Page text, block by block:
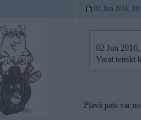
02. Jun 2016,
02 Jun
Varat ieteikt
Pļavā pats var